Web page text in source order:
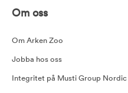
Om oss
Om Arken Zoo
Jobba hos oss
Integritet på Musti Group Nordic